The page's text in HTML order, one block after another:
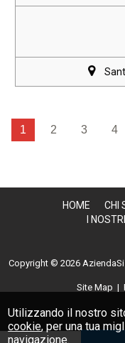
1 2 3 4
HOME CHI
I
Copyright © 2026
Site Map |
Utilizzando il nostro
cookie, per una tua
navigazione.